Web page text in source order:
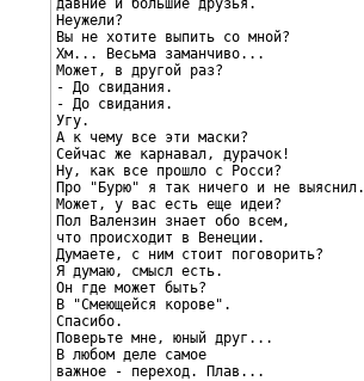
Неужели?
Вы не хотите выпить со мной?
Хм... Весьма заманчиво...
Может, в другой раз?
- До свидания.
- До свидания.
Угу.
А к чему все эти маски?
Сейчас же карнавал, дурачок!
Ну, как все прошло с Росси?
Про "Бурю" я так ничего и не выяснил.
Может, у вас есть еще идеи?
Пол Валензин знает обо всем,
что происходит в Венеции.
Думаете, с ним стоит поговорить?
Я думаю, смысл есть.
Он где может быть?
В "Смеющейся корове".
Спасибо.
Поверьте мне, юный друг...
В любом деле самое
важное - переход. Плав...